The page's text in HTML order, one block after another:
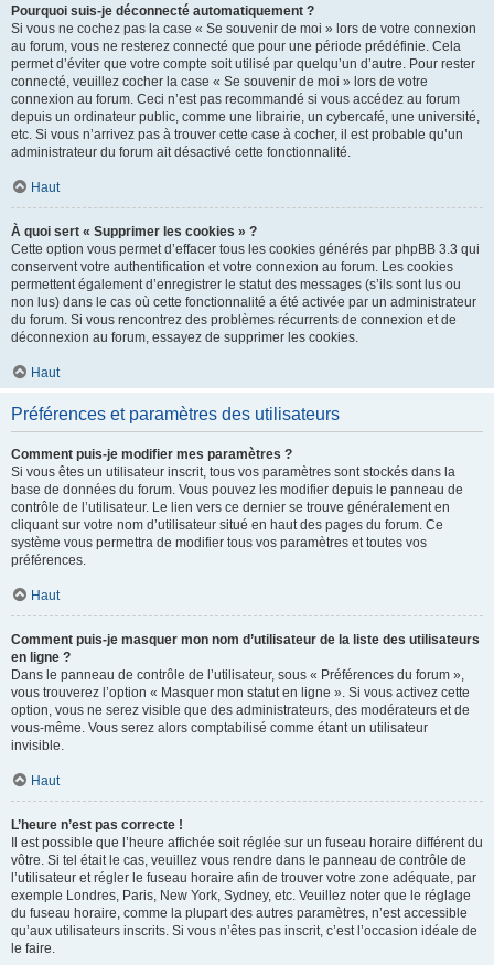
Pourquoi suis-je déconnecté automatiquement ?
Si vous ne cochez pas la case « Se souvenir de moi » lors de votre connexion
au forum, vous ne resterez connecté que pour une période prédéfinie. Cela
permet d’éviter que votre compte soit utilisé par quelqu’un d’autre. Pour rester
connecté, veuillez cocher la case « Se souvenir de moi » lors de votre
connexion au forum. Ceci n’est pas recommandé si vous accédez au forum
depuis un ordinateur public, comme une librairie, un cybercafé, une université,
etc. Si vous n’arrivez pas à trouver cette case à cocher, il est probable qu’un
administrateur du forum ait désactivé cette fonctionnalité.
Haut
À quoi sert « Supprimer les cookies » ?
Cette option vous permet d’effacer tous les cookies générés par phpBB 3.3 qui
conservent votre authentification et votre connexion au forum. Les cookies
permettent également d’enregistrer le statut des messages (s’ils sont lus ou
non lus) dans le cas où cette fonctionnalité a été activée par un administrateur
du forum. Si vous rencontrez des problèmes récurrents de connexion et de
déconnexion au forum, essayez de supprimer les cookies.
Haut
Préférences et paramètres des utilisateurs
Comment puis-je modifier mes paramètres ?
Si vous êtes un utilisateur inscrit, tous vos paramètres sont stockés dans la
base de données du forum. Vous pouvez les modifier depuis le panneau de
contrôle de l’utilisateur. Le lien vers ce dernier se trouve généralement en
cliquant sur votre nom d’utilisateur situé en haut des pages du forum. Ce
système vous permettra de modifier tous vos paramètres et toutes vos
préférences.
Haut
Comment puis-je masquer mon nom d’utilisateur de la liste des utilisateurs
en ligne ?
Dans le panneau de contrôle de l’utilisateur, sous « Préférences du forum »,
vous trouverez l’option « Masquer mon statut en ligne ». Si vous activez cette
option, vous ne serez visible que des administrateurs, des modérateurs et de
vous-même. Vous serez alors comptabilisé comme étant un utilisateur
invisible.
Haut
L’heure n’est pas correcte !
Il est possible que l’heure affichée soit réglée sur un fuseau horaire différent du
vôtre. Si tel était le cas, veuillez vous rendre dans le panneau de contrôle de
l’utilisateur et régler le fuseau horaire afin de trouver votre zone adéquate, par
exemple Londres, Paris, New York, Sydney, etc. Veuillez noter que le réglage
du fuseau horaire, comme la plupart des autres paramètres, n’est accessible
qu’aux utilisateurs inscrits. Si vous n’êtes pas inscrit, c’est l’occasion idéale de
le faire.